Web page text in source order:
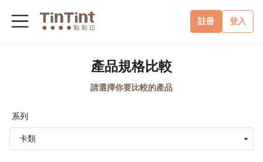
註冊 登入
產品規格比較
請選擇你要比較的產品
系列
卡類